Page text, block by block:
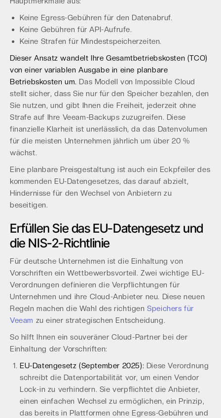
Keine Egress-Gebühren für den Datenabruf.
Keine Gebühren für API-Aufrufe.
Keine Strafen für Mindestspeicherzeiten.
Dieser Ansatz wandelt Ihre Gesamtbetriebskosten (TCO)
von einer variablen Ausgabe in eine planbare
Betriebskosten um. Das Modell von Impossible Cloud
stellt sicher, dass Sie nur für den Speicher bezahlen, den
Sie nutzen, und gibt Ihnen die Freiheit, jederzeit ohne
Strafe auf Ihre Veeam-Backups zuzugreifen. Diese
finanzielle Klarheit ist unerlässlich, da das Datenvolumen
für die meisten Unternehmen jährlich um über 20 %
wächst.
Eine planbare Preisgestaltung ist auch ein Eckpfeiler des
kommenden EU-Datengesetzes, das darauf abzielt,
Hindernisse für den Wechsel von Anbietern zu
beseitigen.
Erfüllen Sie das EU-Datengesetz und
die NIS-2-Richtlinie
Für deutsche Unternehmen ist die Einhaltung von
Vorschriften ein Wettbewerbsvorteil. Zwei wichtige EU-
Verordnungen definieren die Verpflichtungen für
Unternehmen und ihre Cloud-Anbieter neu. Diese neuen
Regeln machen die Wahl des richtigenSpeichers für
Veeam zu einer strategischen Entscheidung.
So hilft Ihnen ein souveräner Cloud-Partner bei der
Einhaltung der Vorschriften:
EU-Datengesetz (September 2025): Diese Verordnung
schreibt die Datenportabilität vor, um einen Vendor
Lock-in zu verhindern. Sie verpflichtet die Anbieter,
einen einfachen Wechsel zu ermöglichen, ein Prinzip,
das bereits in Plattformen ohne Egress-Gebühren und